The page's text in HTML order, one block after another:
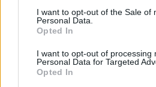
I want to opt-out of the Sale of
Personal Data.
Opted In
I want to opt-out of processing
Personal Data for Targeted
Opted In
ziemā ir maz gaismas
ieaugt jaunajā